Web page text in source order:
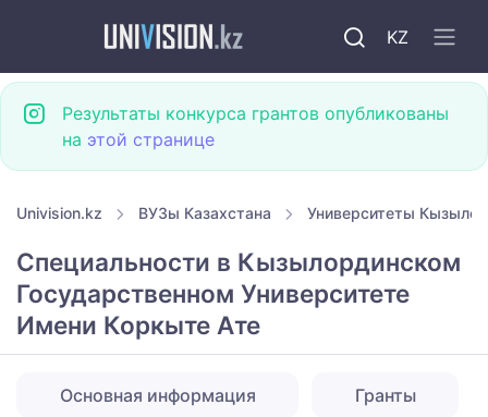
KZ
Результаты конкурса грантов опубликованы
на этой странице
Univision.kz ВУЗы Казахстана Университеты
Специальности в Кызылординском
Государственном Университете
Имени Коркыте Ате
Основная информация Гранты